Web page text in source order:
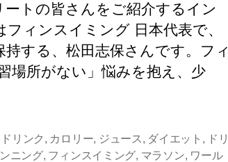
e
e
n
a
ck
et
ail p
y
Li
n
トの皆さんをご紹介するイン
ィンスイミング 日本代表で、
する、松田志保さんです。フィ
場所がない」悩みを抱え、少
リンク , カロリー, ジュース , ダイエット , ドリ
ニング, フィンスイミング, マラソン, ワール